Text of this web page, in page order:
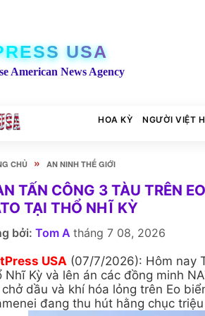
USA
American News Agency
HOA KỲ NGƯỜI VIỆT
CHỦ » AN NINH THẾ GIỚI
TẤN CÔNG 3 TÀU TRÊN
TẠI THỔ NHĨ KỲ
bởi: Tom A tháng 7 08, 2026
USA (07/7/2026): Hôm nay
Nhĩ Kỳ và lên án các đồng minh
dầu và khí hóa lỏng trên Eo
đang thu hút hằng chục